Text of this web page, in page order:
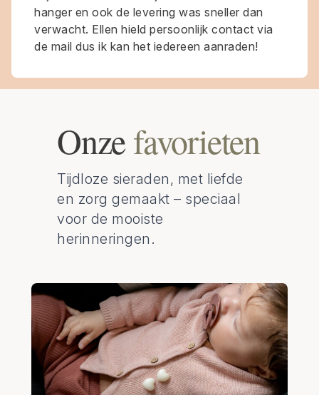
hanger en ook de levering was sneller dan
verwacht. Ellen hield persoonlijk contact via
de mail dus ik kan het iedereen aanraden!
Onzefavorieten
Tijdloze sieraden, met liefde
en zorg gemaakt – speciaal
voor de mooiste
herinneringen.